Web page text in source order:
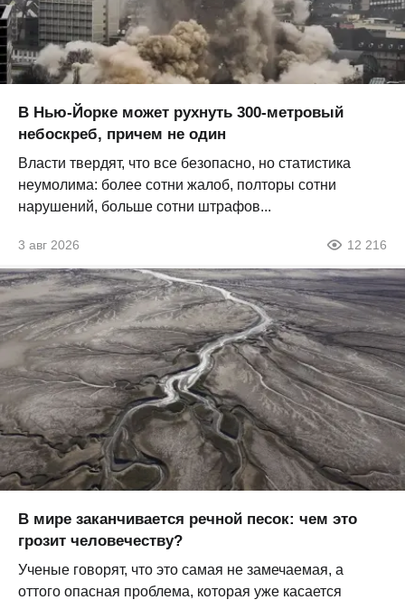
В Нью-Йорке может рухнуть 300-метровый
небоскреб, причем не один
Власти твердят, что все безопасно, но статистика
неумолима: более сотни жалоб, полторы сотни
нарушений, больше сотни штрафов...
3 авг 2026 12 216
В мире заканчивается речной песок: чем это
грозит человечеству?
Ученые говорят, что это самая не замечаемая, а
оттого опасная проблема, которая уже касается